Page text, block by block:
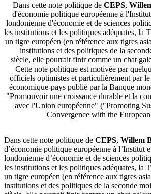
Dans cette note politique de CEPS,
d'économie politique européenne à
londonienne d'économie et de sciences
les institutions et les politiques adéquates, la
un tigre européen (en référence aux tigres
institutions et des politiques de la
siècle, elle pourrait finir comme un chat
Cette note politique est motivée par
officiels optimistes et particulièrement par
économique-pays publié par la Banque
"Promouvoir une croissance durable et la
avec l'Union européenne" ("Promoting
Convergence with the
Dans cette note politique de CEPS, Willem
d’économie politique européenne à l’Institut
londonienne d’économie et de sciences
les institutions et les politiques adéquates, la
un tigre européen (en référence aux tigres
institutions et des politiques de la seconde